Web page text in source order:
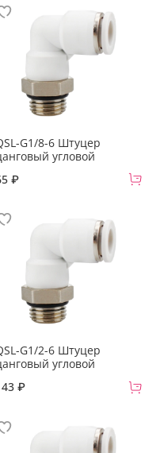
G1/8-6 Штуцер
угловой
₽
G1/2-6 Штуцер
угловой
₽